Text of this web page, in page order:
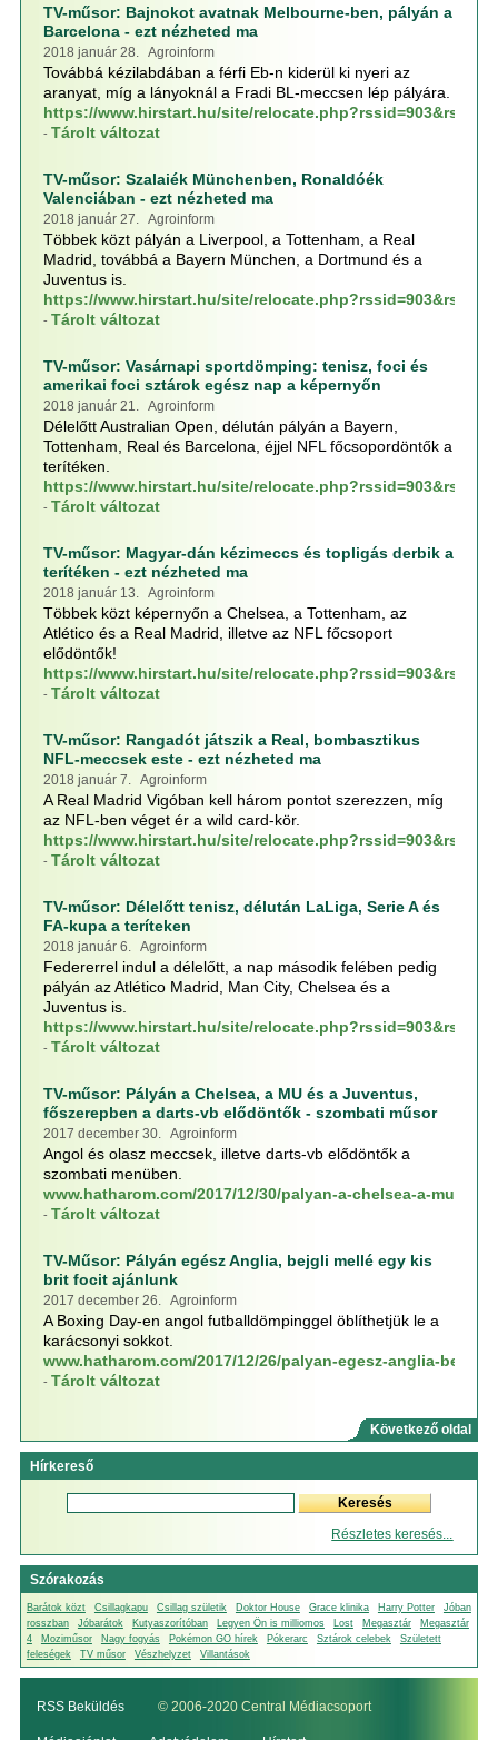
TV-műsor: Bajnokot avatnak Melbourne-ben, pályán a
Barcelona - ezt nézheted ma
2018 január 28. Agroinform
Továbbá kézilabdában a férfi Eb-n kiderül ki nyeri az
aranyat, míg a lányoknál a Fradi BL-meccsen lép pályára.
https://www.hirstart.hu/site/
- Tárolt változat
TV-műsor: Szalaiék Münchenben, Ronaldóék
Valenciában - ezt nézheted ma
2018 január 27. Agroinform
Többek közt pályán a Liverpool, a Tottenham, a Real
Madrid, továbbá a Bayern München, a Dortmund és a
Juventus is.
https://www.hirstart.hu/site/
- Tárolt változat
TV-műsor: Vasárnapi sportdömping: tenisz, foci és
amerikai foci sztárok egész nap a képernyőn
2018 január 21. Agroinform
Délelőtt Australian Open, délután pályán a Bayern,
Tottenham, Real és Barcelona, éjjel NFL főcsopordöntők a
terítéken.
https://www.hirstart.hu/site/
- Tárolt változat
TV-műsor: Magyar-dán kézimeccs és topligás derbik a
terítéken - ezt nézheted ma
2018 január 13. Agroinform
Többek közt képernyőn a Chelsea, a Tottenham, az
Atlético és a Real Madrid, illetve az NFL főcsoport
elődöntők!
https://www.hirstart.hu/site/
- Tárolt változat
TV-műsor: Rangadót játszik a Real, bombasztikus
NFL-meccsek este - ezt nézheted ma
2018 január 7. Agroinform
A Real Madrid Vigóban kell három pontot szerezzen, míg
az NFL-ben véget ér a wild card-kör.
https://www.hirstart.hu/site/
- Tárolt változat
TV-műsor: Délelőtt tenisz, délután LaLiga, Serie A és
FA-kupa a teríteken
2018 január 6. Agroinform
Federerrel indul a délelőtt, a nap második felében pedig
pályán az Atlético Madrid, Man City, Chelsea és a
Juventus is.
https://www.hirstart.hu/site/
- Tárolt változat
TV-műsor: Pályán a Chelsea, a MU és a Juventus,
főszerepben a darts-vb elődöntők - szombati műsor
2017 december 30. Agroinform
Angol és olasz meccsek, illetve darts-vb elődöntők a
szombati menüben.
www.hatharom.com/2017/12/30/palyan-a-chelsea-a-mu-es-
- Tárolt változat
TV-Műsor: Pályán egész Anglia, bejgli mellé egy kis
brit focit ajánlunk
2017 december 26. Agroinform
A Boxing Day-en angol futballdömpinggel öblíthetjük le a
karácsonyi sokkot.
www.hatharom.com/2017/12/26/palyan-egesz-anglia-
- Tárolt változat
Következő oldal
Hírkereső
Részletes keresés...
Szórakozás
Barátok közt Csillagkapu Csillag születik Doktor House Grace klinika Harry Potter
Jóban
rosszban
Jóbarátok Kutyaszorítóban Legyen Ön is milliomos Lost Megasztár
Megasztár
4
Moziműsor Nagy fogyás Pokémon GO hírek Pókerarc Sztárok celebek
Született
feleségek
TV műsor Vészhelyzet Villantások
RSS Beküldés © 2006-2020 Central Médiacsoport